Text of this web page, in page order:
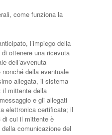
come funziona la
l’impiego della
ottenere una ricevuta
dell’avvenuta
della eventuale
allegata, il sistema
il mittente della
e gli allegati
elettronica certificata; il
di cui il mittente è
comunicazione del